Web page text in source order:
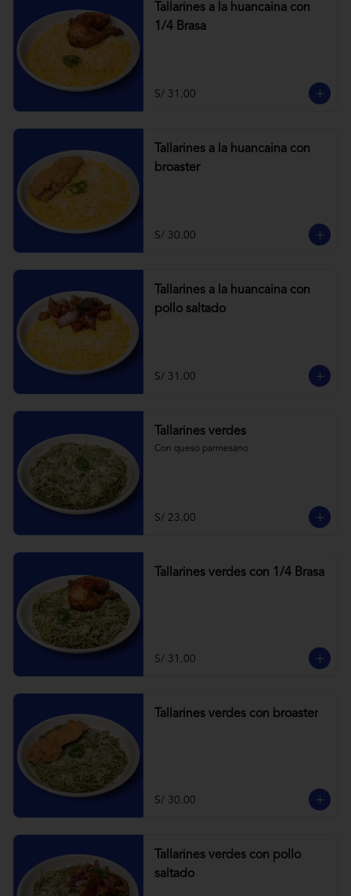
Tallarines a la huancaina con
1/4 Brasa
S/ 31.00
Tallarines a la huancaina con
broaster
S/ 30.00
Tallarines a la huancaina con
pollo saltado
S/ 31.00
Tallarines verdes
Con queso parmesano
S/ 23.00
Tallarines verdes con 1/4 Brasa
S/ 31.00
Tallarines verdes con broaster
S/ 30.00
Tallarines verdes con pollo
saltado